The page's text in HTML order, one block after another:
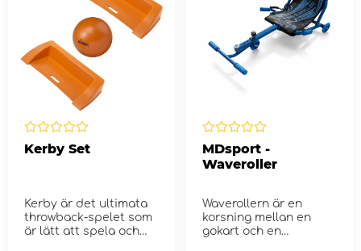
Kerby Set
Kerby är det ultimata
throwback-spelet som
är lätt att spela och
MDsport -
Waveroller
Waverollern är en
korsning mellan en
gokart och en